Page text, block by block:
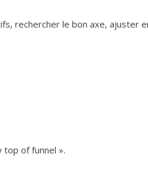
rechercher le bon axe, ajuster
of funnel ».